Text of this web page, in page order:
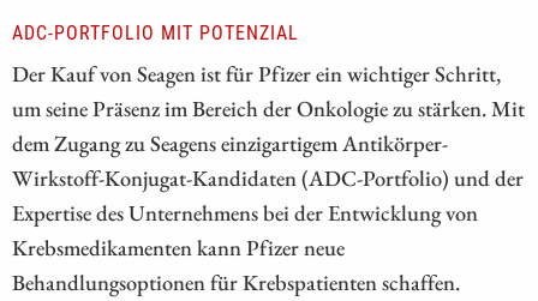
ADC-PORTFOLIO MIT POTENZIAL
Der Kauf von Seagen ist für Pfizer ein wichtiger Schritt,
um seine Präsenz im Bereich der Onkologie zu stärken. Mit
dem Zugang zu Seagens einzigartigem Antikörper-
Wirkstoff-Konjugat-Kandidaten (ADC-Portfolio) und der
Expertise des Unternehmens bei der Entwicklung von
Krebsmedikamenten kann Pfizer neue
Behandlungsoptionen für Krebspatienten schaffen.